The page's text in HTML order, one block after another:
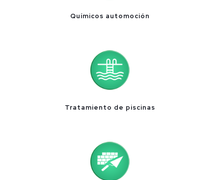
Químicos automoción
Tratamiento de piscinas